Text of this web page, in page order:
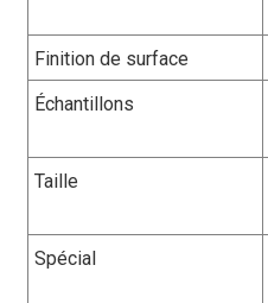
Finition de surface
Échantillons
Taille
Spécial